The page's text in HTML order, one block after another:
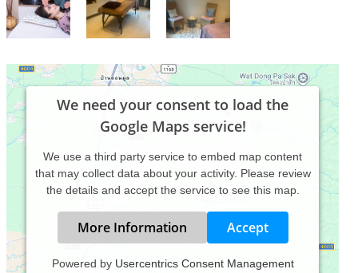
We need your consent to load the
Google Maps service!
We use a third party service to embed map content
that may collect data about your activity. Please review
the details and accept the service to see this map.
More Information Accept
Powered by Usercentrics Consent Management